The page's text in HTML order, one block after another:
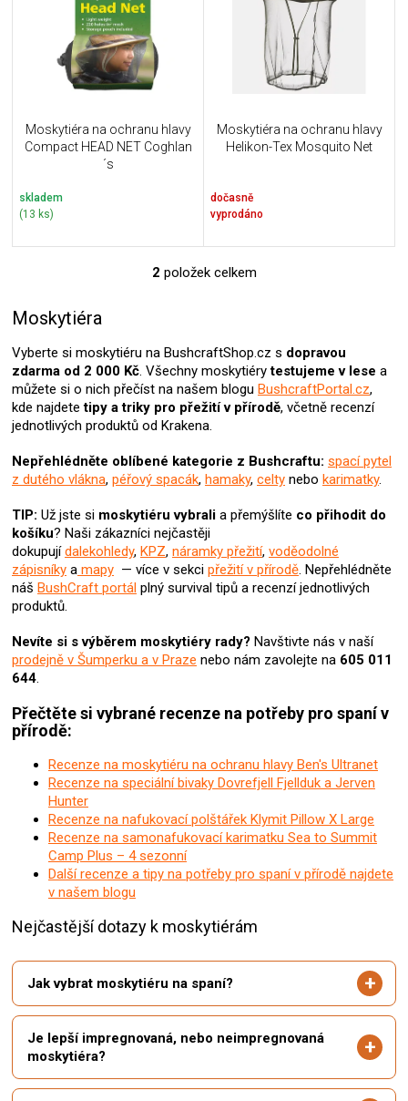
Moskytiéra na ochranu hlavy
Compact HEAD NET Coghlan
´s
skladem
(13 ks)
Moskytiéra na ochranu hlavy
Helikon-Tex Mosquito Net
dočasně
vyprodáno
O
d
a
c
í
p
r
k
y
v
ý
p
i
s
u
2 položek celkem
Moskytiéra
Vyberte si moskytiéru na BushcraftShop.cz s dopravou
zdarma od 2 000 Kč. Všechny moskytiérytestujeme v lese a
můžete si o nich přečíst na našem blogu BushcraftPortal.cz,
kde najdetetipy a triky pro přežití v přírodě, včetně recenzí
jednotlivých produktů od Krakena.
Nepřehlédněte oblíbené kategorie z Bushcraftu: spací pytel
z dutého vlákna, péřový spacák, hamaky, celty nebo karimatky.
TIP: Už jste si moskytiéru vybrali a přemýšlíte co přihodit do
košíku? Naši zákazníci nejčastěji
dokupujídalekohledy, KPZ, náramky přežití, voděodolné
zápisníky a mapy — více v sekci přežití v přírodě. Nepřehlédněte
náš BushCraft portál plný survival tipů a recenzí jednotlivých
produktů.
Nevíte si s výběrem moskytiéry rady? Navštivte nás v naší
prodejně v Šumperku a v Praze nebo nám zavolejte na 605 011
644.
Přečtěte si vybrané recenze na potřeby pro spaní v
přírodě:
Recenze na moskytiéru na ochranu hlavy Ben's Ultranet
Recenze na speciální bivaky Dovrefjell Fjellduk a Jerven
Hunter
Recenze na nafukovací polštářek Klymit Pillow X Large
Recenze na samonafukovací karimatku Sea to Summit
Camp Plus – 4 sezonní
Další recenze a tipy na potřeby pro spaní v přírodě najdete
v našem blogu
Nejčastější dotazy k moskytiérám
Jak vybrat moskytiéru na spaní?
Je lepší impregnovaná, nebo neimpregnovaná
moskytiéra?